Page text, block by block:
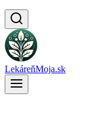
LekáreňMoja.sk